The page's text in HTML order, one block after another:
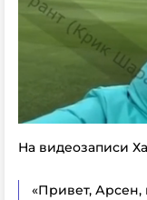
На видеозаписи
«Привет, Арсен,